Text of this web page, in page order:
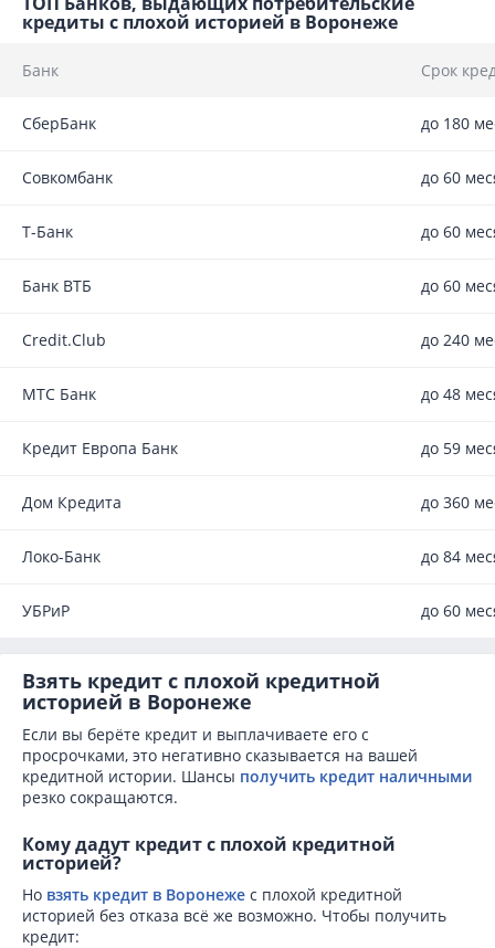
кредиты с плохой историей в Воронеже
Банк Срок
СберБанк до 180
Совкомбанк до 60
Т-Банк до 60
Банк ВТБ до 60
Credit.Club до 240
МТС Банк до 48
Кредит Европа Банк до 59
Дом Кредита до 360
Локо-Банк до 84
УБРиР до 60
Взять кредит с плохой кредитной
историей в Воронеже
Если вы берёте кредит и выплачиваете его с
просрочками, это негативно сказывается на вашей
кредитной истории. Шансы получить кредит наличными
резко сокращаются.
Кому дадут кредит с плохой кредитной
историей?
Но взять кредит в Воронеже с плохой кредитной
историей без отказа всё же возможно. Чтобы получить
кредит: